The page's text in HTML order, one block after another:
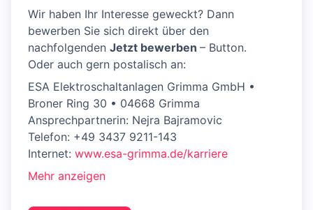
Wir haben Ihr Interesse geweckt? Dann
bewerben Sie sich direkt über den
nachfolgenden Jetzt bewerben – Button.
Oder auch gern postalisch an:
ESA Elektroschaltanlagen Grimma GmbH •
Broner Ring 30 • 04668 Grimma
Ansprechpartnerin: Nejra Bajramovic
Telefon: +49 3437 9211-143
Internet: www.esa-grimma.de/karriere
Mehr anzeigen